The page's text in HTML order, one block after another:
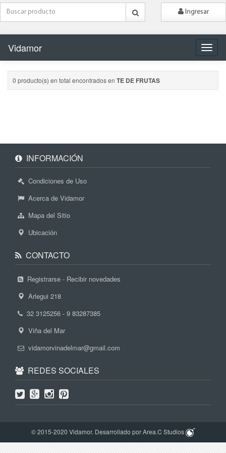
Ingresar
Vidamor
0 producto(s) en total encontrados en TE DE FRUTAS
INFORMACIÓN
Condiciones de Uso
Acerca de Vidamor
Mapa del Sitio
Ubicación
CONTACTO
Registrarse - Recibir novedades
Arlegui 218
32 3125256 - 9 83287385
Viña del Mar
vidamorvinadelmar@gmail.com
REDES SOCIALES
© 2015-2020 Vidamor. Desarrollado por Area.C Studios